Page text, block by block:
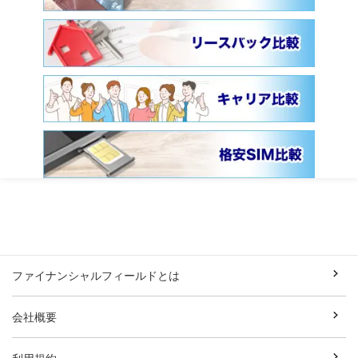
ファイナンシャルフィールドとは
会社概要